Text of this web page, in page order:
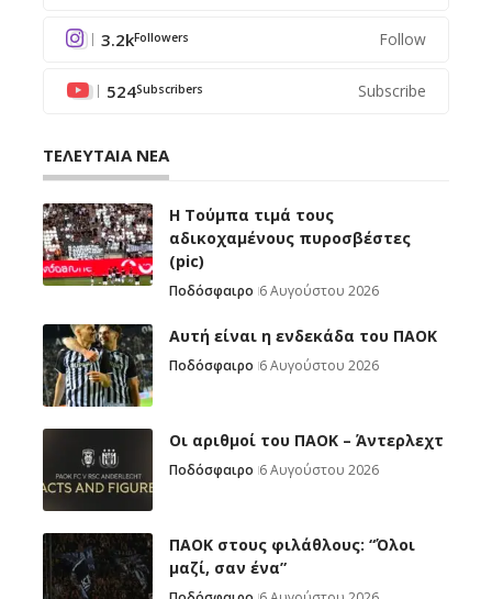
3.2kFollowers Follow
524Subscribers Subscribe
ΤΕΛΕΥΤΑΙΑ ΝΕΑ
H Tούμπα τιμά τους
αδικοχαμένους πυροσβέστες
(pic)
Ποδόσφαιρο 6 Αυγούστου 2026
Αυτή είναι η ενδεκάδα του ΠΑΟΚ
Ποδόσφαιρο 6 Αυγούστου 2026
Oι αριθμοί του ΠΑΟΚ – Άντερλεχτ
Ποδόσφαιρο 6 Αυγούστου 2026
ΠΑΟΚ στους φιλάθλους: “Όλοι
μαζί, σαν ένα”